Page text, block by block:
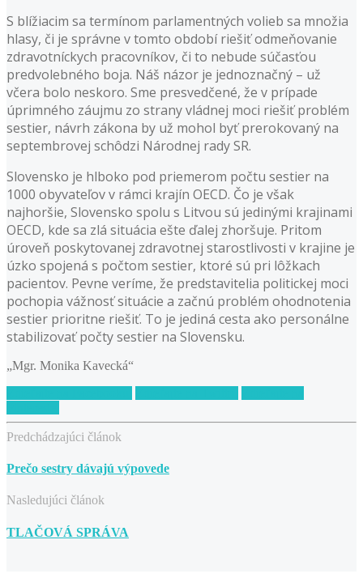
S blížiacim sa termínom parlamentných volieb sa množia
hlasy, či je správne v tomto období riešiť odmeňovanie
zdravotníckych pracovníkov, či to nebude súčasťou
predvolebného boja. Náš názor je jednoznačný – už
včera bolo neskoro. Sme presvedčené, že v prípade
úprimného záujmu zo strany vládnej moci riešiť problém
sestier, návrh zákona by už mohol byť prerokovaný na
septembrovej schôdzi Národnej rady SR.
Slovensko je hlboko pod priemerom počtu sestier na
1000 obyvateľov v rámci krajín OECD. Čo je však
najhoršie, Slovensko spolu s Litvou sú jedinými krajinami
OECD, kde sa zlá situácia ešte ďalej zhoršuje. Pritom
úroveň poskytovanej zdravotnej starostlivosti v krajine je
úzko spojená s počtom sestier, ktoré sú pri lôžkach
pacientov. Pevne veríme, že predstavitelia politickej moci
pochopia vážnosť situácie a začnú problém ohodnotenia
sestier prioritne riešiť. To je jediná cesta ako personálne
stabilizovať počty sestier na Slovensku.
„Mgr. Monika Kavecká“
Predchádzajúci článok
Prečo sestry dávajú výpovede
Nasledujúci článok
TLAČOVÁ SPRÁVA